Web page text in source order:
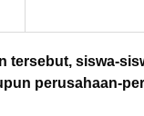
tersebut, siswa-
perusahaan-